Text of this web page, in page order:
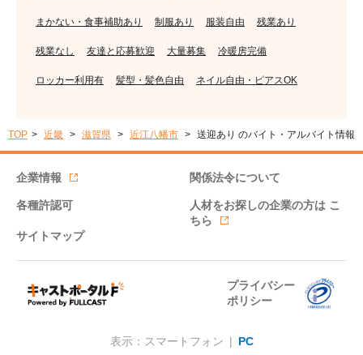
まかない・食事補助あり 制服あり 服装自由 残業あり
残業なし 友達と応募歓迎 大量募集 冷暖房完備
ロッカー利用有 髪型・髪色自由 ネイル自由・ピアスOK
TOP 近畿 滋賀県 近江八幡市 送迎あり のバイト・アルバイト情報
企業情報 関係法令について
各種許認可 人材をお探しの企業の方は こ
ちら
サイトマップ
プライバシー
ポリシー
表示：スマートフォン | PC